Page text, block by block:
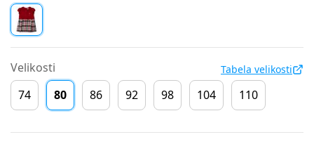
Velikosti Tabela velikosti
74 80 86 92 98 104 110